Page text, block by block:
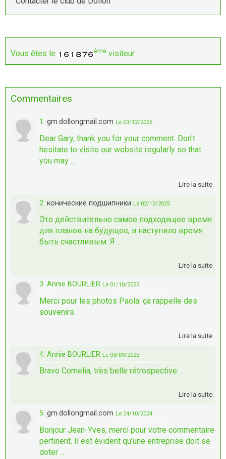
Vous êtes le ème visiteur
Commentaires
1. gm.dollongmail.com Le 03/12/2025
Dear Gary, thank you for your comment. Don't
hesitate to visite our website regularly so that
you may ...
Lire la suite
2. конические подшипники Le 02/12/2025
Это действительно самое подходящее время
для планов на будущее, и наступило время
быть счастливым. Я ...
Lire la suite
3. Annie BOURLIER Le 01/10/2025
Merci pour les photos Paola. ça rappelle des
souvenirs.
Lire la suite
4. Annie BOURLIER Le 03/09/2025
Bravo Cornelia, très belle rétrospective.
Lire la suite
5. gm.dollongmail.com Le 24/10/2024
Bonjour Jean-Yves, merci pour votre commentaire
pertinent. Il est évident qu'une entreprise doit se
doter ...